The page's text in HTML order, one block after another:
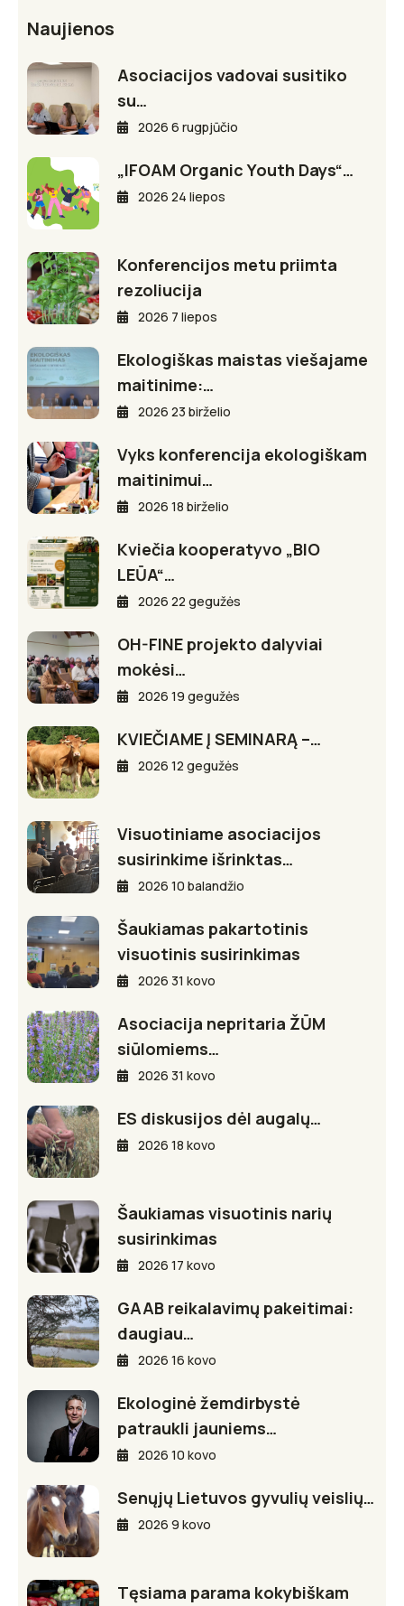
Naujienos
Asociacijos vadovai susitiko
su…
2026 6 rugpjūčio
„IFOAM Organic Youth Days“…
2026 24 liepos
Konferencijos metu priimta
rezoliucija
2026 7 liepos
Ekologiškas maistas viešajame
maitinime:…
2026 23 birželio
Vyks konferencija ekologiškam
maitinimui…
2026 18 birželio
Kviečia kooperatyvo „BIO
LEŪA“…
2026 22 gegužės
OH-FINE projekto dalyviai
mokėsi…
2026 19 gegužės
KVIEČIAME Į SEMINARĄ –…
2026 12 gegužės
Visuotiniame asociacijos
susirinkime išrinktas…
2026 10 balandžio
Šaukiamas pakartotinis
visuotinis susirinkimas
2026 31 kovo
Asociacija nepritaria ŽŪM
siūlomiems…
2026 31 kovo
ES diskusijos dėl augalų…
2026 18 kovo
Šaukiamas visuotinis narių
susirinkimas
2026 17 kovo
GAAB reikalavimų pakeitimai:
daugiau…
2026 16 kovo
Ekologinė žemdirbystė
patraukli jauniems…
2026 10 kovo
Senųjų Lietuvos gyvulių veislių…
2026 9 kovo
Tęsiama parama kokybiškam